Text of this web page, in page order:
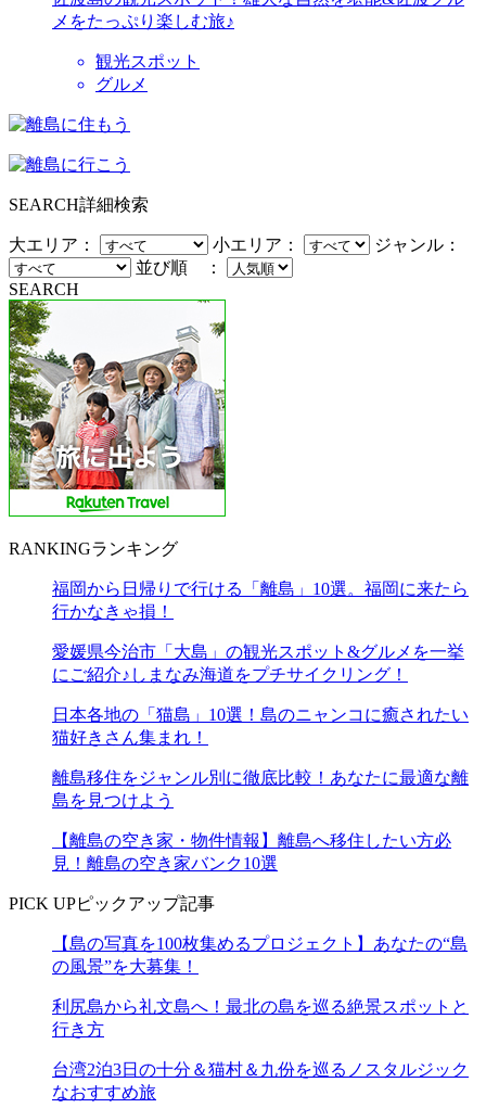
メをたっぷり楽しむ旅♪
観光スポット
グルメ
SEARCH詳細検索
大エリア： 小エリア：
ジャンル：
並び順 ：
SEARCH
RANKINGランキング
福岡から日帰りで行ける「離島」10選。福岡に来たら
行かなきゃ損！
愛媛県今治市「大島」の観光スポット&グルメを一挙
にご紹介♪しまなみ海道をプチサイクリング！
日本各地の「猫島」10選！島のニャンコに癒されたい
猫好きさん集まれ！
離島移住をジャンル別に徹底比較！あなたに最適な離
島を見つけよう
【離島の空き家・物件情報】離島へ移住したい方必
見！離島の空き家バンク10選
PICK UPピックアップ記事
【島の写真を100枚集めるプロジェクト】あなたの“島
の風景”を大募集！
利尻島から礼文島へ！最北の島を巡る絶景スポットと
行き方
台湾2泊3日の十分＆猫村＆九份を巡るノスタルジック
なおすすめ旅